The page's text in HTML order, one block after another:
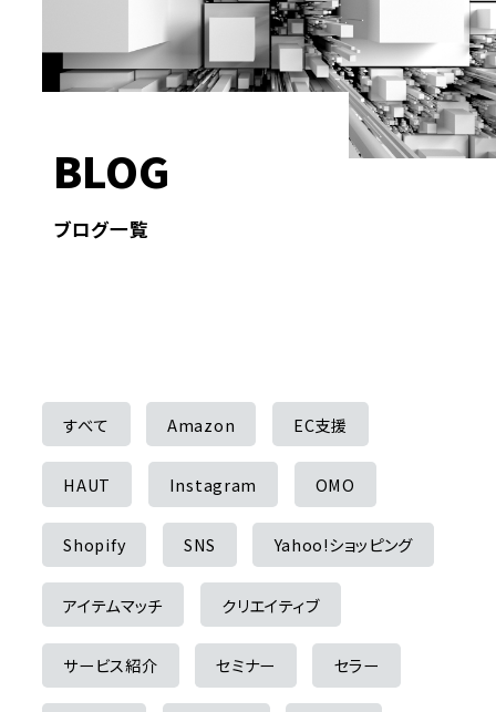
BLOG
ブログ一覧
すべて Amazon EC支援
HAUT Instagram OMO
Shopify SNS Yahoo!ショッピング
アイテムマッチ クリエイティブ
サービス紹介 セミナー セラー